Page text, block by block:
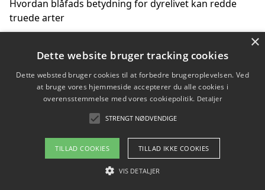
Hvordan blåfads betydning for dyrelivet kan redde
truede arter
Hvordan kan gaver til unge voksne støtte bevarelsen
Copyright 2026 - Pilanto Aps
Om / kontakt
Blog Betingelser
×
Dette website bruger tracking cookies
Dette websted bruger cookies til at forbedre brugeroplevelsen. Ved
at bruge vores hjemmeside accepterer du alle cookies i
overensstemmelse med vores cookiepolitik. Detaljer
STRENGT NØDVENDIGE
TILLAD COOKIES TILLAD IKKE COOKIES
VIS DETALJER